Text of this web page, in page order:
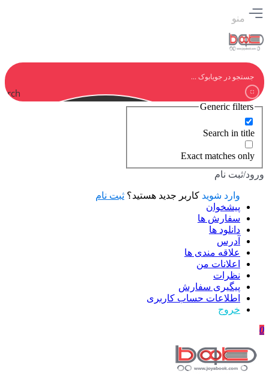
منو
Generic filters
Search in title
Exact matches only
ورود/ثبت نام
وارد شوید کاربر جدید هستید؟ ثبت نام
پیشخوان
سفارش ها
دانلود ها
آدرس
علاقه مندی ها
اعلانات من
نظرات
پیگیری سفارش
اطلاعات حساب كاربری
خروج
0